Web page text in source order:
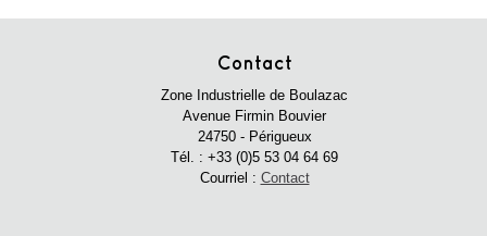
Contact
Zone Industrielle de Boulazac
Avenue Firmin Bouvier
24750 - Périgueux
Tél. : +33 (0)5 53 04 64 69
Courriel : Contact